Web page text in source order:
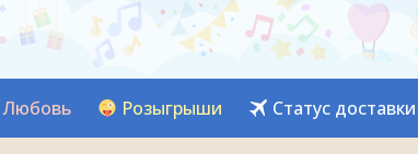
Любовь Розыгрыши Статус доставки